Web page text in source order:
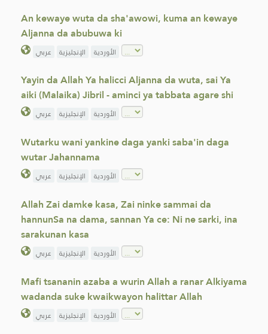
An kewaye wuta da sha'awowi, kuma an kewaye
Aljanna da abubuwa ki
عربي الإنجليزية الأوردية
Yayin da Allah Ya halicci Aljanna da wuta, sai Ya
aiki (Malaika) Jibril - aminci ya tabbata agare shi
عربي الإنجليزية الأوردية
Wutarku wani yankine daga yanki saba'in daga
wutar Jahannama
عربي الإنجليزية الأوردية
Allah Zai damke kasa, Zai ninke sammai da
hannunSa na dama, sannan Ya ce: Ni ne sarki, ina
sarakunan kasa
عربي الإنجليزية الأوردية
Mafi tsananin azaba a wurin Allah a ranar Alkiyama
wadanda suke kwaikwayon halittar Allah
عربي الإنجليزية الأوردية